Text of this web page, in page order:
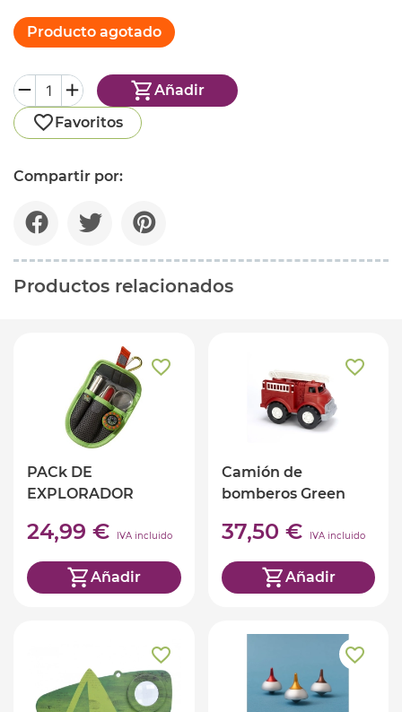
Producto agotado
Añadir
Favoritos
Compartir por:
Productos relacionados
PACk DE
EXPLORADOR
24,99 € IVA incluido
Añadir
Camión de
bomberos Green
37,50 € IVA incluido
Añadir